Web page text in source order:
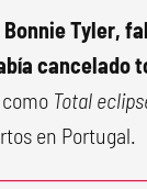
Bonnie Tyler,
cancelado
Total
en Portugal.